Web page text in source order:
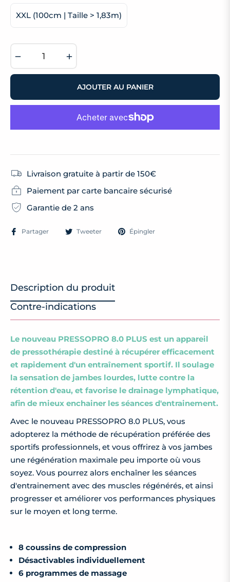
XXL (100cm | Taille > 1,83m)
AJOUTER AU PANIER
Livraison gratuite à partir de 150€
Paiement par carte bancaire sécurisé
Garantie de 2 ans
Partager Tweeter Épingler
Description du produit
Contre-indications
Le nouveau PRESSOPRO 8.0 PLUS est un appareil
de pressothérapie destiné à récupérer efficacement
et rapidement d'un entraînement sportif. Il soulage
la sensation de jambes lourdes, lutte contre la
rétention d'eau, et favorise le drainage lymphatique,
afin de mieux enchainer les séances d'entrainement.
Avec le nouveau PRESSOPRO 8.0 PLUS, vous
adopterez la méthode de récupération préférée des
sportifs professionnels, et vous offrirez à vos jambes
une régénération maximale peu importe où vous
soyez. Vous pourrez alors enchaîner les séances
d'entrainement avec des muscles régénérés, et ainsi
progresser et améliorer vos performances physiques
sur le moyen et long terme.
8 coussins de compression
Désactivables individuellement
6 programmes de massage